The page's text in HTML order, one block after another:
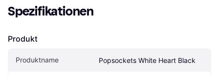
Spezifikationen
Produkt
Produktname Popsockets White Heart Black